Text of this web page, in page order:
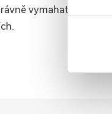
vymahatelné,